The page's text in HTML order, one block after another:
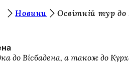
Новини
Освітній тур до
до Вісбадена, а також до